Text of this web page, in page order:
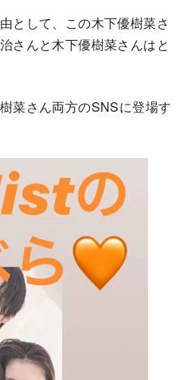
として、この木下優樹菜さ
さんと木下優樹菜さんはと
菜さん両方のSNSに登場す